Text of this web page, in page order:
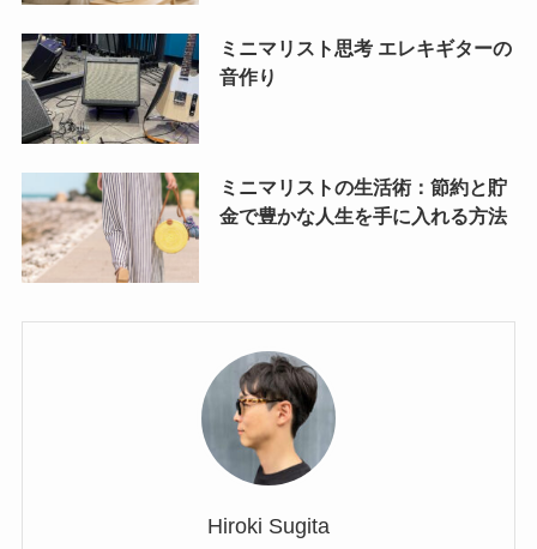
ミニマリスト思考 エレキギターの
音作り
ミニマリストの生活術：節約と貯
金で豊かな人生を手に入れる方法
Hiroki Sugita